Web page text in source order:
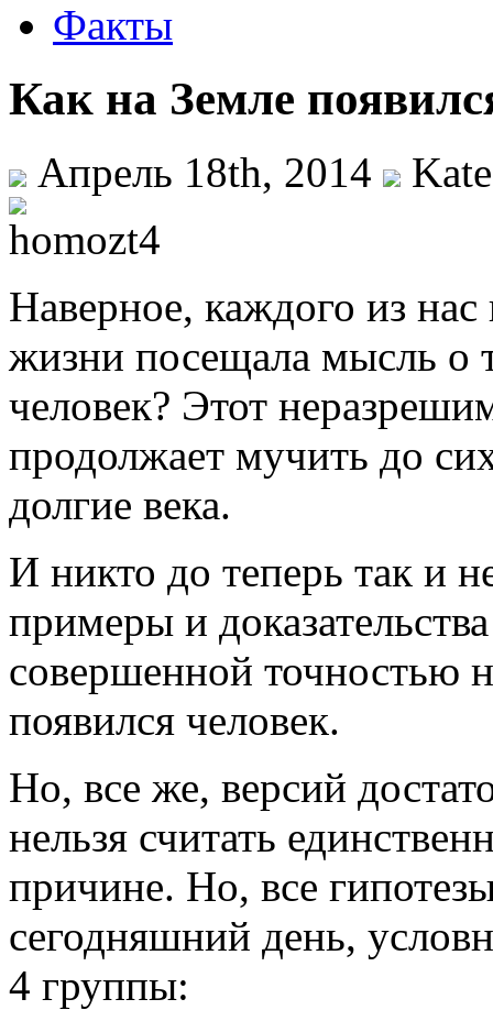
Факты
Как на Земле
Апрель 18th, 2014 Kate
Наверное, каждого из
жизни посещала мысль о
человек? Этот
продолжает мучить до
долгие века.
И никто до теперь так и
примеры и
совершенной точностью
появился человек.
Но, все же, версий
нельзя считать
причине. Но, все
сегодняшний день,
4 группы: